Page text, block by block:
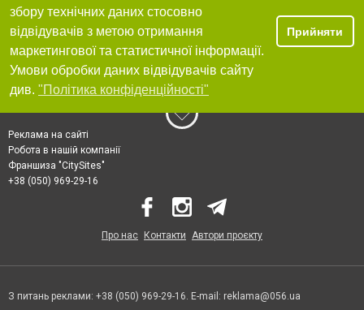
збору технічних даних стосовно
відвідувачів з метою отримання
маркетингової та статистичної інформації.
Умови обробки даних відвідувачів сайту
див. "Політика конфіденційності"
Прийняти
Реклама на сайті
Робота в нашій компанії
Франшиза "CitySites"
+38 (050) 969-29-16
Про нас Контакти Автори проєкту
З питань реклами: +38 (050) 969-29-16. E-mail: reklama@056.ua